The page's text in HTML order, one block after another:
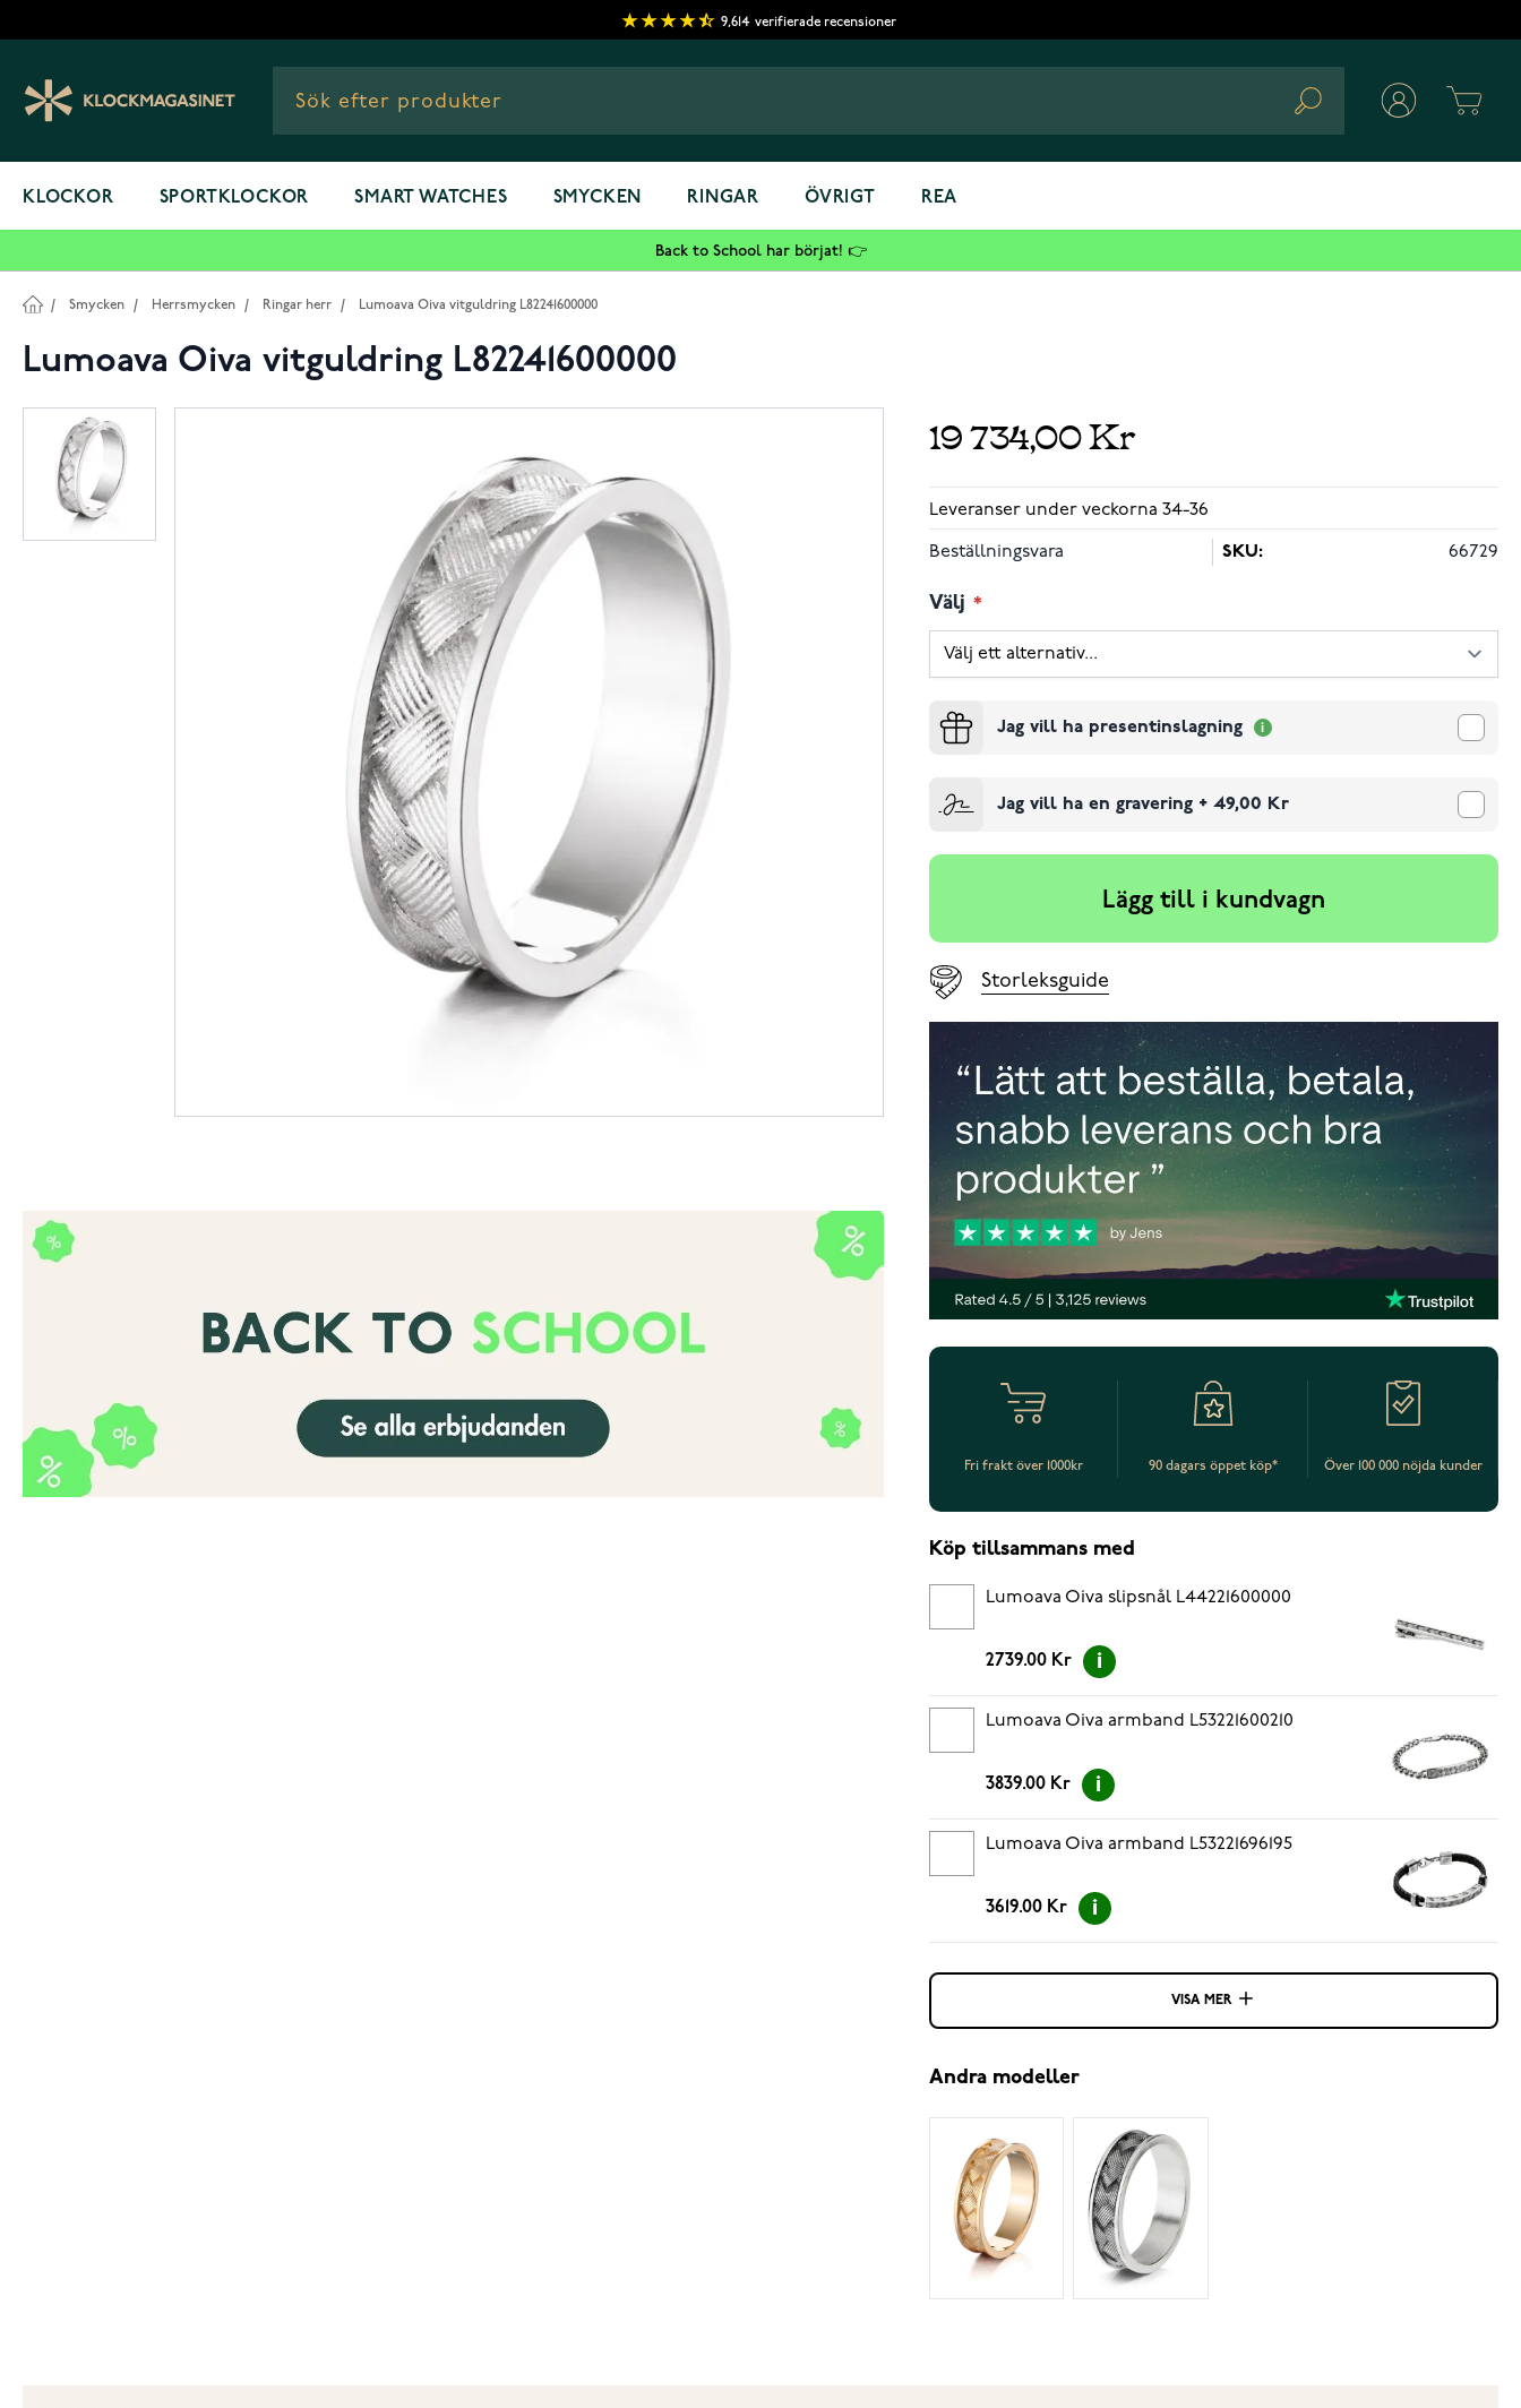
9,614 verifierade recensioner
Search
KLOCKOR SPORTKLOCKOR SMART WATCHES SMYCKEN RINGAR ÖVRIGT REA
Back to School har börjat! 👉
/ Smycken / Herrsmycken / Ringar herr / Lumoava Oiva vitguldring L82241600000
Lumoava Oiva vitguldring L82241600000
19 734,00 Kr
Leveranser under veckorna 34-36
Beställningsvara SKU: 66729
Välj
Jag vill ha presentinslagning
Jag vill ha en gravering+ 49,00 Kr
Lägg till i kundvagn
Storleksguide
Fri frakt över 1000kr 90 dagars öppet köp* Över 100 000 nöjda kunder
Köp tillsammans med
Lumoava Oiva slipsnål L44221600000
2739.00 Kr
Lumoava Oiva armband L53221600210
3839.00 Kr
Lumoava Oiva armband L53221696195
3619.00 Kr
VISA MER
Andra modeller